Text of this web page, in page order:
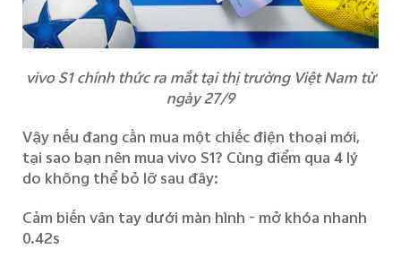
vivo S1 chính thức ra mắt tại thị trường Việt Nam từ
ngày 27/9
Vậy nếu đang cần mua một chiếc điện thoại mới,
tại sao bạn nên muavivo S1? Cùng điểm qua4lý
do không thể bỏ lỡsau đây:
Cảm biến vân tay dưới màn hình - mở khóa nhanh
0.42s